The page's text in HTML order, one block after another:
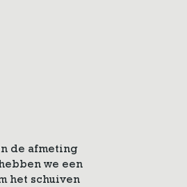
de afmeting
we een
het schuiven